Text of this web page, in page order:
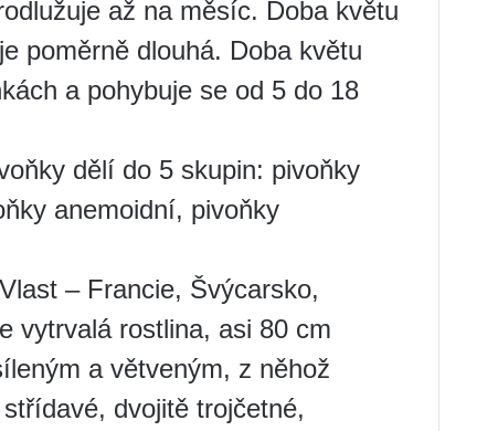
až na měsíc. Doba květu
poměrně dlouhá. Doba květu
a pohybuje se od 5 do 18
dělí do 5 skupin: pivoňky
anemoidní, pivoňky
– Francie, Švýcarsko,
vytrvalá rostlina, asi 80 cm
a větveným, z něhož
dvojitě trojčetné,